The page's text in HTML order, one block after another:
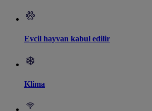
Evcil hayvan kabul edilir
Klima